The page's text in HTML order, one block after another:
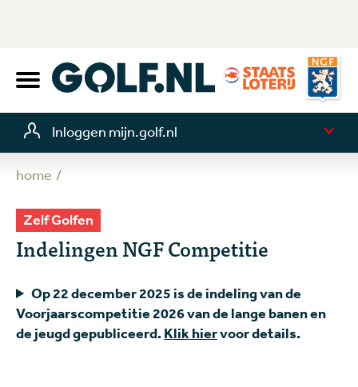
Inloggen mijn.golf.nl
home
Zelf Golfen
Indelingen NGF Competitie
Op 22 december 2025 is de indeling van de
Voorjaarscompetitie 2026 van de lange banen en
de jeugd gepubliceerd. Klik hiervoor details.